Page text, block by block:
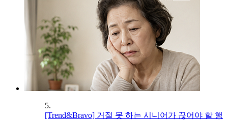
5.
[Trend&Bravo] 거절 못 하는 시니어가 끊어야 할 행